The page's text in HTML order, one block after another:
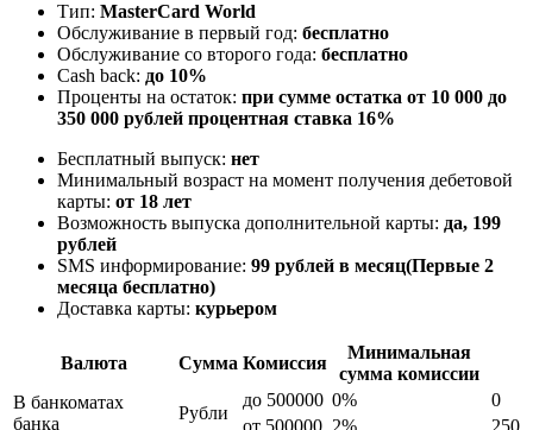
Тип: MasterСard World
Обслуживание в первый год: бесплатно
Обслуживание со второго года: бесплатно
Cash back: до 10%
Проценты на остаток: при сумме остатка от 10 000 до
350 000 рублей процентная ставка 16%
Бесплатный выпуск: нет
Минимальный возраст на момент получения дебетовой
карты: от 18 лет
Возможность выпуска дополнительной карты: да, 199
рублей
SMS информирование: 99 рублей в месяц(Первые 2
месяца бесплатно)
Доставка карты: курьером
Валюта Сумма Комиссия
Минимальная
сумма комиссии
В банкоматах
банка
Рубли
до 500000 0%
0